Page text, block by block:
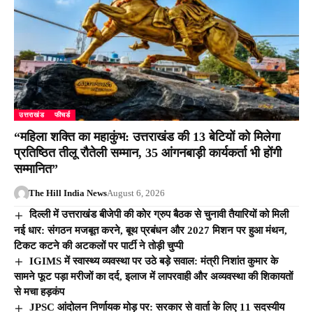
उत्तराखंड फीचर्ड
“महिला शक्ति का महाकुंभ: उत्तराखंड की 13 बेटियों को मिलेगा
प्रतिष्ठित तीलू रौतेली सम्मान, 35 आंगनबाड़ी कार्यकर्ता भी होंगी
सम्मानित”
The Hill India NewsAugust 6, 2026
दिल्ली में उत्तराखंड बीजेपी की कोर ग्रुप बैठक से चुनावी तैयारियों को मिली
नई धार: संगठन मजबूत करने, बूथ प्रबंधन और 2027 मिशन पर हुआ मंथन,
टिकट कटने की अटकलों पर पार्टी ने तोड़ी चुप्पी
IGIMS में स्वास्थ्य व्यवस्था पर उठे बड़े सवाल: मंत्री निशांत कुमार के
सामने फूट पड़ा मरीजों का दर्द, इलाज में लापरवाही और अव्यवस्था की शिकायतों
से मचा हड़कंप
JPSC आंदोलन निर्णायक मोड़ पर: सरकार से वार्ता के लिए 11 सदस्यीय